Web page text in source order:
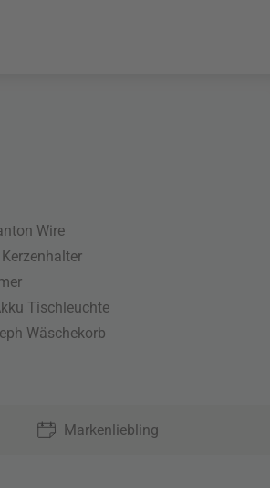
Wire
Tischleuchte
Wäschekorb
Markenliebling